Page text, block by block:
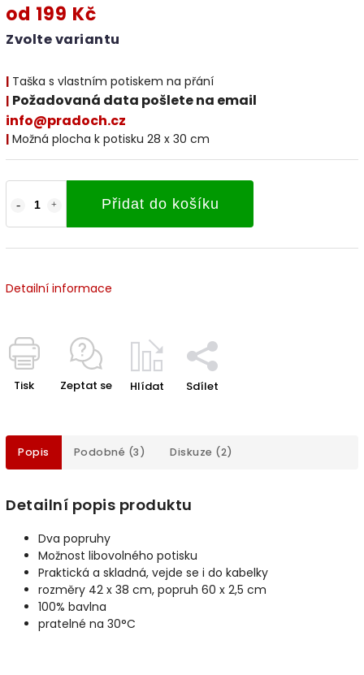
od 199 Kč
Zvolte variantu
Přidat do košíku
| Taška s vlastním potiskem na přání
| Požadovaná data pošlete na email
info@pradoch.cz
| Možná plocha k potisku 28 x 30 cm
Detailní informace
Tisk Zeptat se Hlídat Sdílet
Popis Podobné (3) Diskuze (2)
Detailní popis produktu
Dva popruhy
Možnost libovolného potisku
Praktická a skladná, vejde se i do kabelky
rozměry 42 x 38 cm, popruh 60 x 2,5 cm
100% bavlna
pratelné na 30°C